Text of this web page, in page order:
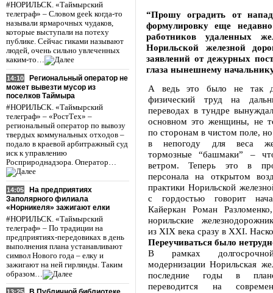
#НОРИЛЬСК. «Таймырский
телеграф» – Словом geek когда-то
называли ярмарочных чудаков,
которые выступали на потеху
публике. Сейчас гиками называют
людей, очень сильно увлеченных
каким-то…
14:10
Региональный оператор не
может вывезти мусор из
поселков Таймыра
#НОРИЛЬСК. «Таймырский
телеграф» – «РостТех» –
региональный оператор по вывозу
твердых коммунальных отходов –
подало в краевой арбитражный суд
иск к управлению
Росприроднадзора. Оператор…
14:05
На предприятиях
Заполярного филиала
«Норникеля» зажигают елки
#НОРИЛЬСК. «Таймырский
телеграф» – По традиции на
предприятиях-передовиках в день
выполнения плана устанавливают
символ Нового года – елку и
зажигают на ней гирлянды. Таким
образом…
“Прошу оградить от
формулировку еще
работников удаленных
Норильской железной
заявлений от дежурных
глаза нынешнему
А ведь это было не так
физический труд на
переводах в тундре
основном это женщины, не
по сторонам в чистом поле,
в непогоду для веса
тормозные “башмаки” –
ветром. Теперь это в
персонала на открытом
практики Норильской
с гордостью говорит
Кайеркан Роман
норильские
из XIX века сразу в XXI.
Переучиваться было
В рамках
модернизации Норильская
последние годы в
переводится на